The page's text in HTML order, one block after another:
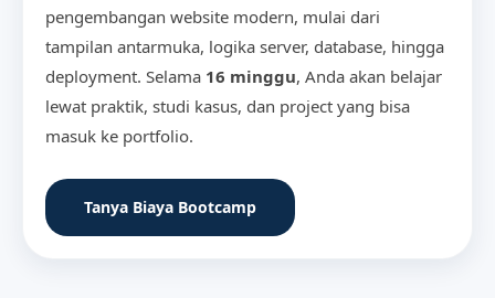
pengembangan website modern, mulai dari
tampilan antarmuka, logika server, database, hingga
deployment. Selama 16 minggu, Anda akan belajar
lewat praktik, studi kasus, dan project yang bisa
masuk ke portfolio.
Tanya Biaya Bootcamp